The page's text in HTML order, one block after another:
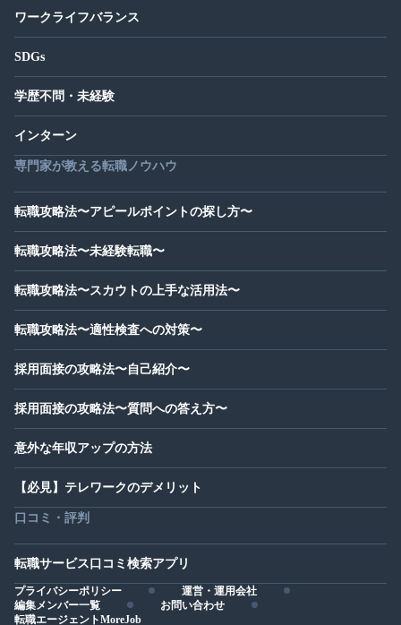
ワークライフバランス
SDGs
学歴不問・未経験
インターン
専門家が教える転職ノウハウ
転職攻略法〜アピールポイントの探し方〜
転職攻略法〜未経験転職〜
転職攻略法〜スカウトの上手な活用法〜
転職攻略法〜適性検査への対策〜
採用面接の攻略法〜自己紹介〜
採用面接の攻略法〜質問への答え方〜
意外な年収アップの方法
【必見】テレワークのデメリット
口コミ・評判
転職サービス口コミ検索アプリ
プライバシーポリシー
運営・運用会社
編集メンバー一覧
お問い合わせ
転職エージェントMoreJob